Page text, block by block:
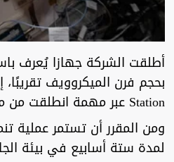
Station عبر مهمة انطلقت من مركز كينيدي الفضائي.
ومن المقرر أن تستمر عملية
لمدة ستة أسابيع في بيئة